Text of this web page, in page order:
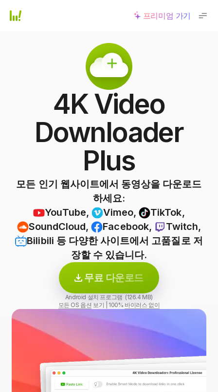
프리미엄 가기
4K Video
Downloader
Plus
모든 인기 웹사이트에서 동영상을 다운로드
하세요:
YouTube, Vimeo, TikTok,
SoundCloud, Facebook, Twitch,
Bilibili 등 다양한 사이트에서 고품질로 저
장할 수 있습니다.
무료 다운로드
Android 설치 프로그램 (126.4 MB)
모든 OS 옵션 보기 100% 바이러스 없이